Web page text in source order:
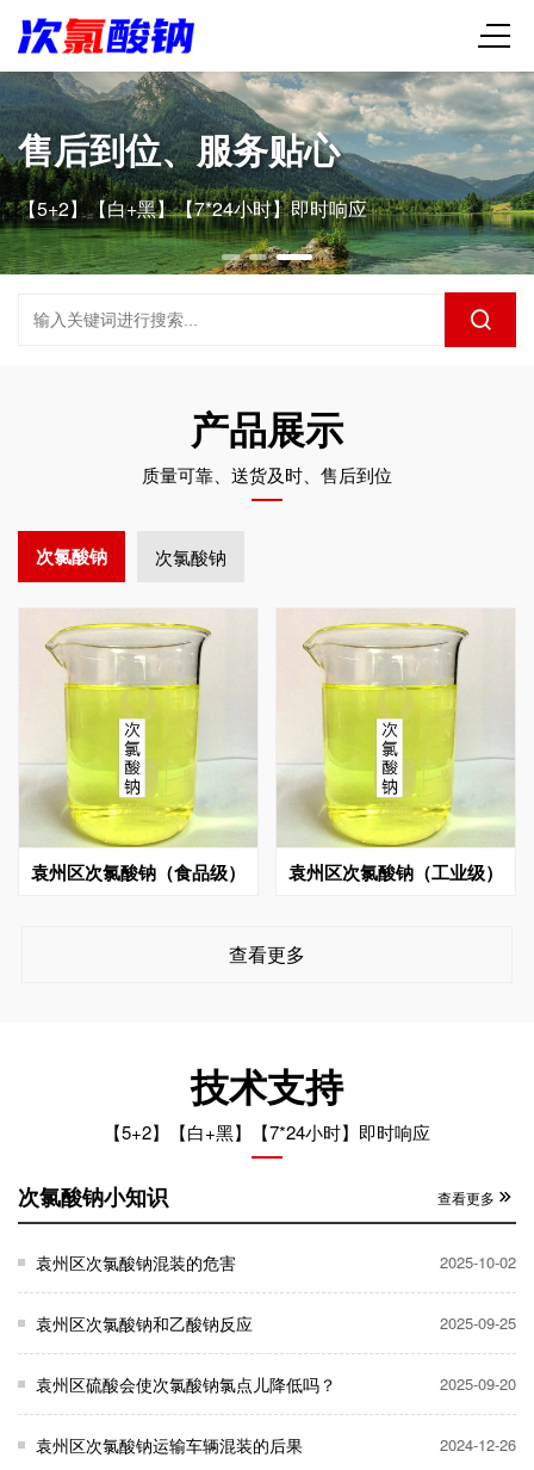
售后到位、服务贴心
【5+2】【白+黑】【7*24小时】即时响应
产品展示
质量可靠、送货及时、售后到位
次氯酸钠 次氯酸钠
袁州区次氯酸钠（食品级） 袁州区次氯酸钠（工业级）
查看更多
技术支持
【5+2】【白+黑】【7*24小时】即时响应
次氯酸钠小知识 查看更多
袁州区次氯酸钠混装的危害 2025-10-02
袁州区次氯酸钠和乙酸钠反应 2025-09-25
袁州区硫酸会使次氯酸钠氯点儿降低吗？ 2025-09-20
袁州区次氯酸钠运输车辆混装的后果 2024-12-26